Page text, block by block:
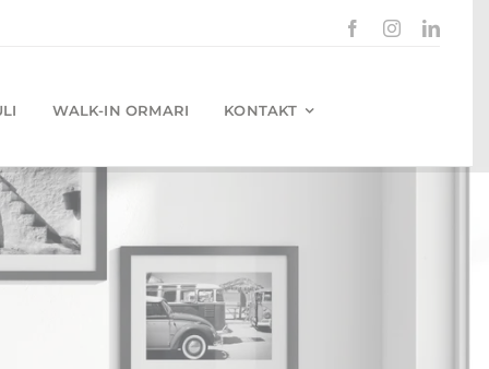
WALK-IN ORMARI KONTAKT